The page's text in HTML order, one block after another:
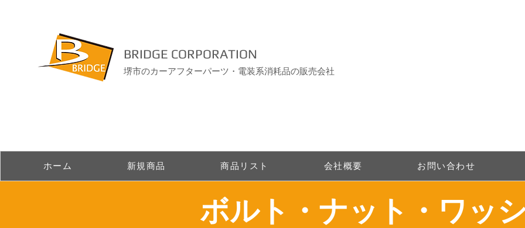
BRIDGE CORPORATION
堺市のカーアフターパーツ・電装系消耗品の販売会社
ホーム 新規商品 商品リスト 会社概要 お問い合わせ
ボルト・ナット・ワッ